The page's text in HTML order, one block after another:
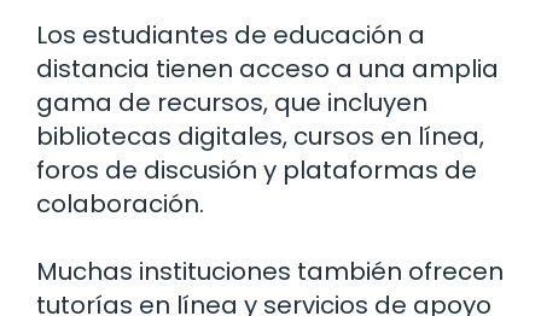
Los estudiantes de educación a
distancia tienen acceso a una amplia
gama de recursos, que incluyen
bibliotecas digitales, cursos en línea,
foros de discusión y plataformas de
colaboración.
Muchas instituciones también ofrecen
tutorías en línea y servicios de apoyo